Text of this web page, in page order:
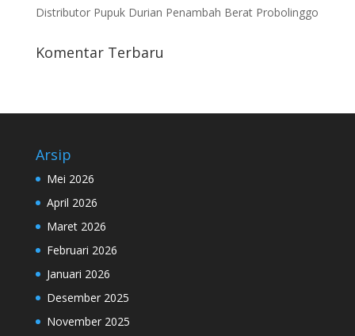
Distributor Pupuk Durian Penambah Berat Probolinggo
Komentar Terbaru
Arsip
Mei 2026
April 2026
Maret 2026
Februari 2026
Januari 2026
Desember 2025
November 2025